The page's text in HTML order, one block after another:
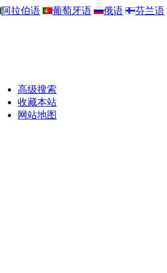
阿拉伯语 葡萄牙语 俄语 芬兰语
高级搜索
收藏本站
网站地图